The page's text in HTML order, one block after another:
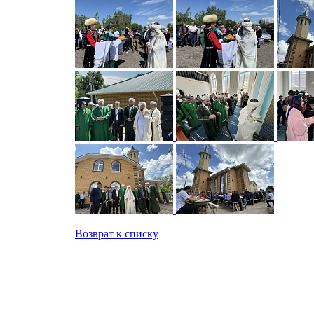
Возврат к списку